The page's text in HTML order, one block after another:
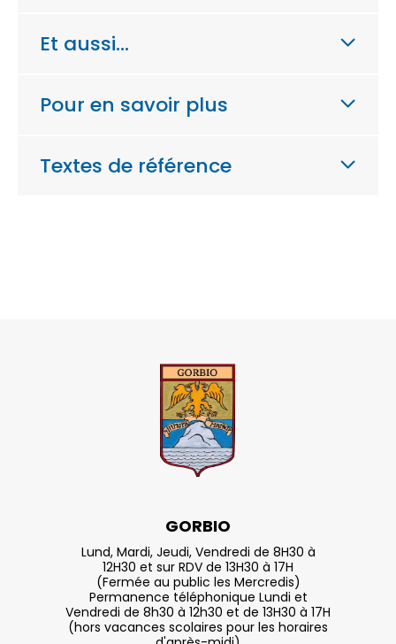
Et aussi…
Pour en savoir plus
Textes de référence
GORBIO
Lund, Mardi, Jeudi, Vendredi de 8H30 à
12H30 et sur RDV de 13H30 à 17H
(Fermée au public les Mercredis)
Permanence téléphonique Lundi et
Vendredi de 8h30 à 12h30 et de 13H30 à 17H
(hors vacances scolaires pour les horaires